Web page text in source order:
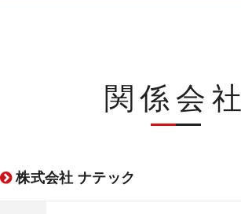
関係会社
株式会社 ナテック